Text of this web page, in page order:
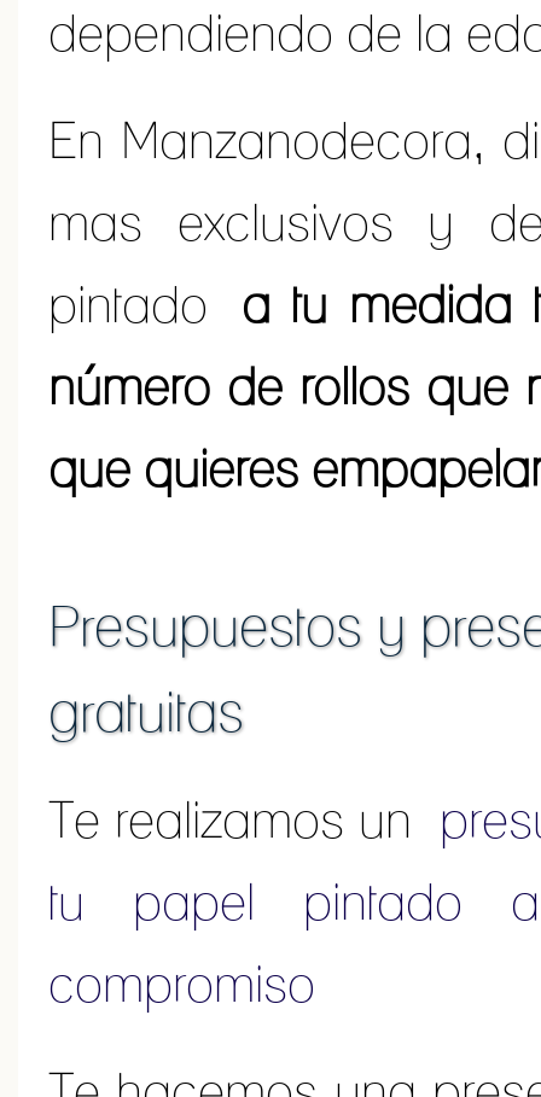
dependiendo de la
En Manzanodecora,
mas exclusivos y
pintado a tu medida
número de rollos que
que quieres
Presupuestos y
gratuitas
Te realizamos un
tu papel pintado
compromiso